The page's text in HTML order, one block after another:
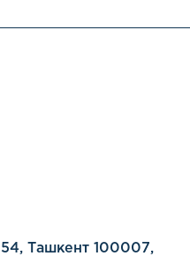
Ташкент 100007,